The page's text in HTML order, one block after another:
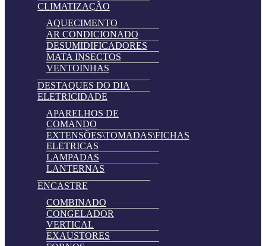
CLIMATIZAÇÃO
AQUECIMENTO
AR CONDICIONADO
DESUMIDIFICADORES
MATA INSECTOS
VENTOINHAS
DESTAQUES DO DIA
ELETRICIDADE
APARELHOS DE
COMANDO
EXTENSÕES\TOMADAS\FICHAS
ELETRICAS
LAMPADAS
LANTERNAS
ENCASTRE
COMBINADO
CONGELADOR
VERTICAL
EXAUSTORES